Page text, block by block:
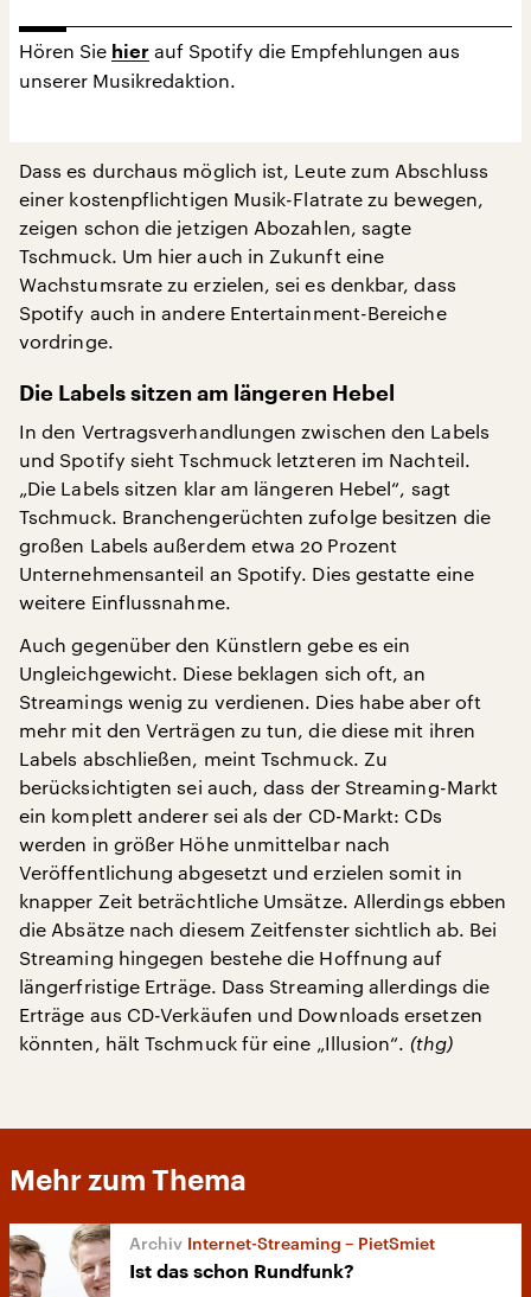
Hören Sie hier auf Spotify die Empfehlungen aus
unserer Musikredaktion.
Dass es durchaus möglich ist, Leute zum Abschluss
einer kostenpflichtigen Musik-Flatrate zu bewegen,
zeigen schon die jetzigen Abozahlen, sagte
Tschmuck. Um hier auch in Zukunft eine
Wachstumsrate zu erzielen, sei es denkbar, dass
Spotify auch in andere Entertainment-Bereiche
vordringe.
Die Labels sitzen am längeren Hebel
In den Vertragsverhandlungen zwischen den Labels
und Spotify sieht Tschmuck letzteren im Nachteil.
„Die Labels sitzen klar am längeren Hebel“, sagt
Tschmuck. Branchengerüchten zufolge besitzen die
großen Labels außerdem etwa 20 Prozent
Unternehmensanteil an Spotify. Dies gestatte eine
weitere Einflussnahme.
Auch gegenüber den Künstlern gebe es ein
Ungleichgewicht. Diese beklagen sich oft, an
Streamings wenig zu verdienen. Dies habe aber oft
mehr mit den Verträgen zu tun, die diese mit ihren
Labels abschließen, meint Tschmuck. Zu
berücksichtigten sei auch, dass der Streaming-Markt
ein komplett anderer sei als der CD-Markt: CDs
werden in größer Höhe unmittelbar nach
Veröffentlichung abgesetzt und erzielen somit in
knapper Zeit beträchtliche Umsätze. Allerdings ebben
die Absätze nach diesem Zeitfenster sichtlich ab. Bei
Streaming hingegen bestehe die Hoffnung auf
längerfristige Erträge. Dass Streaming allerdings die
Erträge aus CD-Verkäufen und Downloads ersetzen
könnten, hält Tschmuck für eine „Illusion“. (thg)
Mehr zum Thema
Internet-Streaming – PietSmiet
Ist das schon Rundfunk?